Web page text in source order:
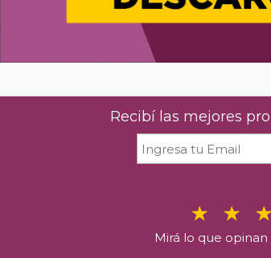
Recibí las mejores
Mirá lo que